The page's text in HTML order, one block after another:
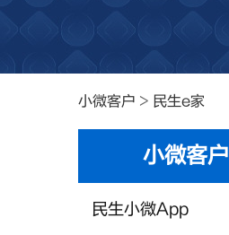
小微客户 > 民生e家
小微客户
民生小微App